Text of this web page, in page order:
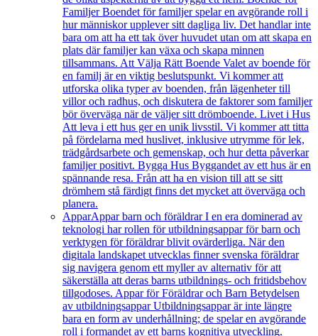
Familjer Boendet för familjer spelar en avgörande roll i
hur människor upplever sitt dagliga liv. Det handlar inte
bara om att ha ett tak över huvudet utan om att skapa en
plats där familjer kan växa och skapa minnen
tillsammans. Att Välja Rätt Boende Valet av boende för
en familj är en viktig beslutspunkt. Vi kommer att
utforska olika typer av boenden, från lägenheter till
villor och radhus, och diskutera de faktorer som familjer
bör överväga när de väljer sitt drömboende. Livet i Hus
Att leva i ett hus ger en unik livsstil. Vi kommer att titta
på fördelarna med huslivet, inklusive utrymme för lek,
trädgårdsarbete och gemenskap, och hur detta påverkar
familjer positivt. Bygga Hus Byggandet av ett hus är en
spännande resa. Från att ha en vision till att se sitt
drömhem stå färdigt finns det mycket att överväga och
planera.
ApparAppar barn och föräldrar I en era dominerad av
teknologi har rollen för utbildningsappar för barn och
verktygen för föräldrar blivit ovärderliga. När den
digitala landskapet utvecklas finner svenska föräldrar
sig navigera genom ett myller av alternativ för att
säkerställa att deras barns utbildnings- och fritidsbehov
tillgodoses. Appar för Föräldrar och Barn Betydelsen
av utbildningsappar Utbildningsappar är inte längre
bara en form av underhållning; de spelar en avgörande
roll i formandet av ett barns kognitiva utveckling.